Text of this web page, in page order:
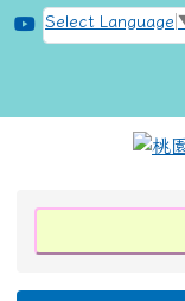
跳至主內容區
桃園市大溪
Select Language
上中區域內